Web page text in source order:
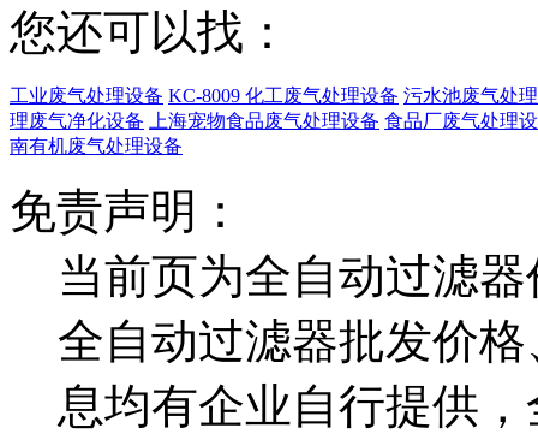
您还可以找：
工业废气处理设备 KC-8009 化工废气处理设备 污水池废气处
理废气净化设备
上海宠物食品废气处理设备 食品厂废气处理
南有机废气处理设备
免责声明：
当前页为全自动过滤
全自动过滤器批发价
息均有企业自行提供